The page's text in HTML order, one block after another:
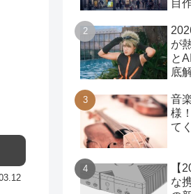
目
が
と
底
音
様
て
【
な